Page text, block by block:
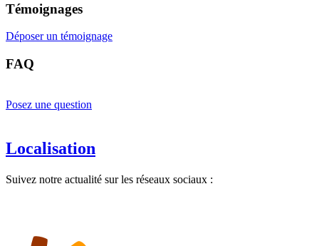
Témoignages
Déposer un témoignage
FAQ
Posez une question
Localisation
Suivez notre actualité sur les réseaux sociaux :